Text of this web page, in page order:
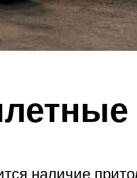
наличие